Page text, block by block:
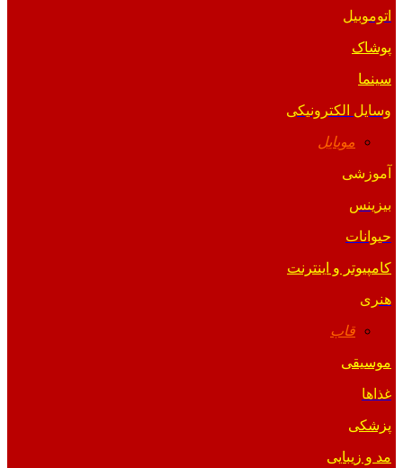
اتوموبیل
پوشاک
سینما
وسایل الکترونیکی
موبایل
آموزشی
بیزینس
حیوانات
کامپیوتر و اینترنت
هنری
قاب
موسیقی
غذاها
پزشکی
مد و زیبایی